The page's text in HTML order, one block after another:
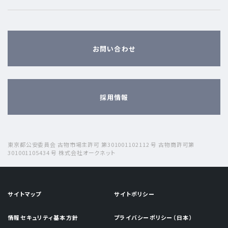
お問い合わせ
採用情報
東京都公安委員会 古物市場主許可 第301001102112 号 古物商許可第
301001105434 号 株式会社オークネット
サイトマップ サイトポリシー
情報セキュリティ基本方針 プライバシーポリシー（日本）